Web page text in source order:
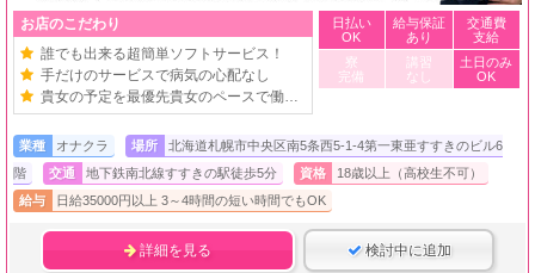
お店のこだわり
誰でも出来る超簡単ソフトサービス！
手だけのサービスで病気の心配なし
貴女の予定を最優先貴女のペースで働けます
日払い
OK
給与保証
あり
交通費
支給
寮
完備
講習
なし
土日のみ
OK
業種 オナクラ 場所
北海道札幌市中央区南5条西5-1-4第一東亜すすきのビル6
階
交通 地下鉄南北線すすきの駅徒歩5分 資格
18歳以上（高校生不可）
給与
日給35000円以上 3～4時間の短い時間でもOK
詳細を見る 検討中に追加